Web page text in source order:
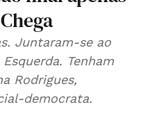
Juntaram-se ao
Tenham
Rodrigues,
democrata.